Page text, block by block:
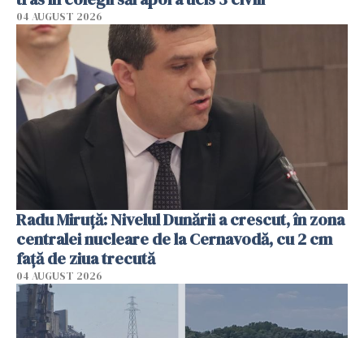
04 AUGUST 2026
Radu Miruţă: Nivelul Dunării a crescut, în zona
centralei nucleare de la Cernavodă, cu 2 cm
faţă de ziua trecută
04 AUGUST 2026